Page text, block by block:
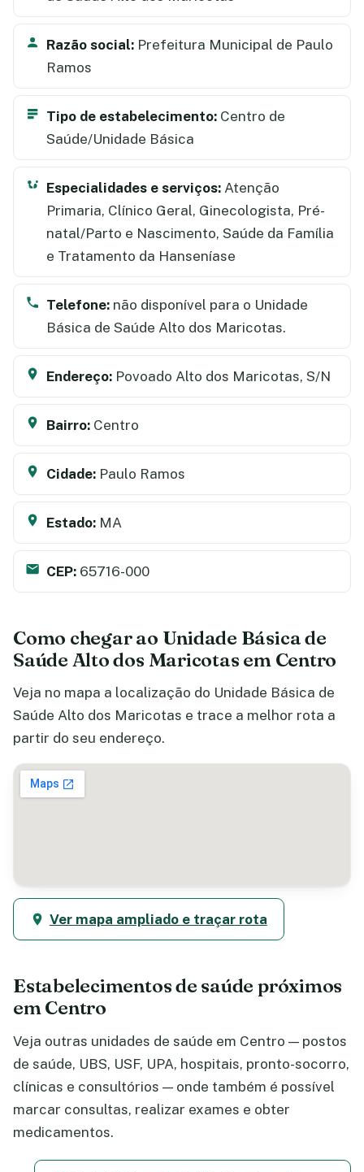
Razão social: Prefeitura Municipal de Paulo
Ramos
Tipo de estabelecimento: Centro de
Saúde/Unidade Básica
Especialidades e serviços: Atenção
Primaria, Clínico Geral, Ginecologista, Pré-
natal/Parto e Nascimento, Saúde da Família
e Tratamento da Hanseníase
Telefone: não disponível para o Unidade
Básica de Saúde Alto dos Maricotas.
Endereço: Povoado Alto dos Maricotas, S/N
Bairro: Centro
Cidade: Paulo Ramos
Estado: MA
CEP: 65716-000
Como chegar ao Unidade Básica de
Saúde Alto dos Maricotas em Centro
Veja no mapa a localização do Unidade Básica de
Saúde Alto dos Maricotas e trace a melhor rota a
partir do seu endereço.
Ver mapa ampliado e traçar rota
Estabelecimentos de saúde próximos
em Centro
Veja outras unidades de saúde em Centro — postos
de saúde, UBS, USF, UPA, hospitais, pronto-socorro,
clínicas e consultórios — onde também é possível
marcar consultas, realizar exames e obter
medicamentos.